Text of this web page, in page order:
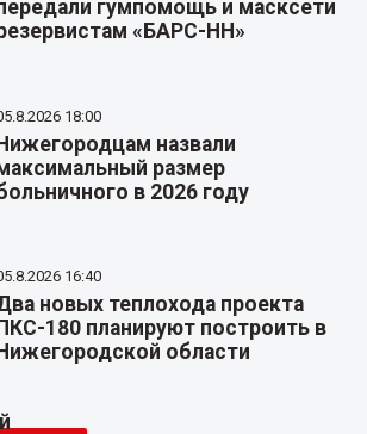
гумпомощь и масксети
«БАРС-НН»
18:00
назвали
размер
в 2026 году
16:40
новых теплохода проекта
ПКС-180 планируют построить в
Нижегородской области